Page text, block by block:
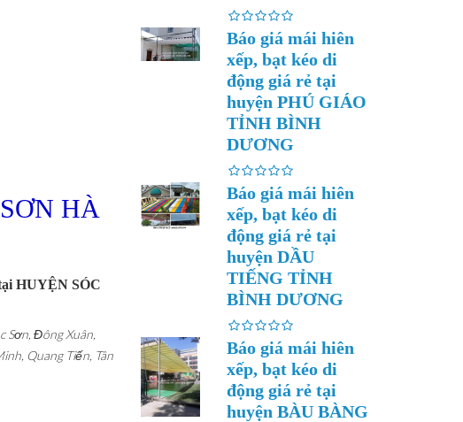
HÀ
HUYỆN SÓC
Sơn, Đông Xuân,
Quang Tiến, Tân
Báo giá mái hiên
xếp, bạt kéo di
động giá rẻ tại
huyện PHÚ GIÁO
TỈNH BÌNH
DƯƠNG
Báo giá mái hiên
xếp, bạt kéo di
động giá rẻ tại
huyện DẦU
TIẾNG TỈNH
BÌNH DƯƠNG
Báo giá mái hiên
xếp, bạt kéo di
động giá rẻ tại
huyện BÀU BÀNG